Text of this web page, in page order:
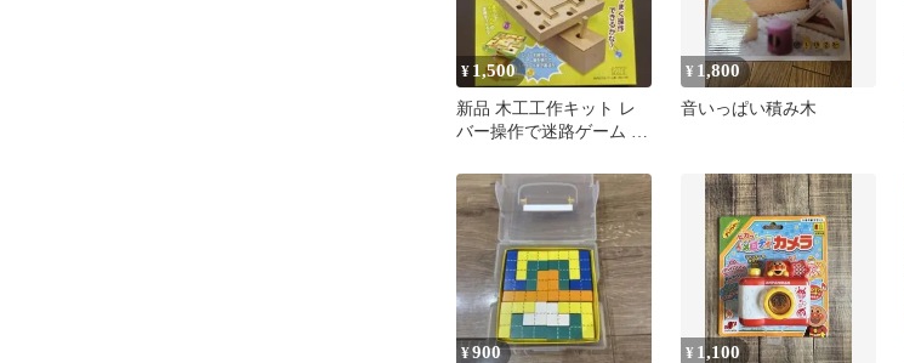
¥ 1,500
新品 木工工作キット レ
バー操作で迷路ゲーム 療
¥ 1,800
音いっぱい積み木
¥900 ¥ 1,100